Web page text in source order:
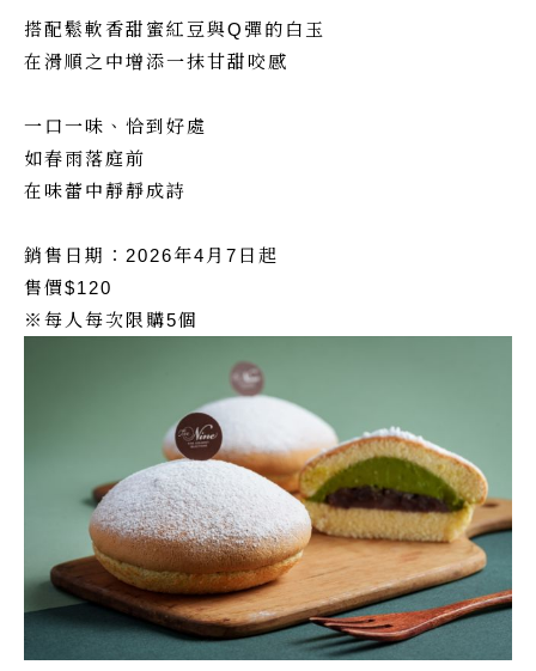
搭配鬆軟香甜蜜紅豆與Q彈的白玉
在滑順之中增添一抹甘甜咬感
一口一味、恰到好處
如春雨落庭前
在味蕾中靜靜成詩
銷售日期：2026年4月7日起
售價$120
※每人每次限購5個